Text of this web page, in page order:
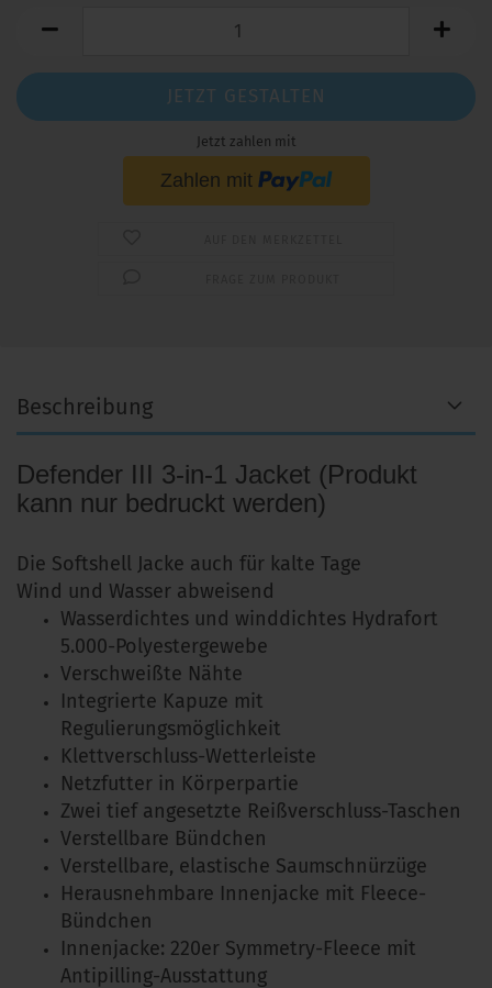
JETZT GESTALTEN
Jetzt zahlen mit
Beschreibung
Defender III 3-in-1 Jacket (Produkt
kann nur bedruckt werden)
Die Softshell Jacke auch für kalte Tage
Wind und Wasser abweisend
Wasserdichtes und winddichtes Hydrafort
5.000-Polyestergewebe
Verschweißte Nähte
Integrierte Kapuze mit
Regulierungsmöglichkeit
Klettverschluss-Wetterleiste
Netzfutter in Körperpartie
Zwei tief angesetzte Reißverschluss-Taschen
Verstellbare Bündchen
Verstellbare, elastische Saumschnürzüge
Herausnehmbare Innenjacke mit Fleece-
Bündchen
Innenjacke: 220er Symmetry-Fleece mit
Antipilling-Ausstattung